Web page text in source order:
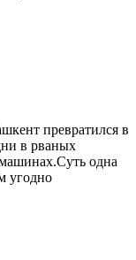
превратился в
в рваных
одна
угодно